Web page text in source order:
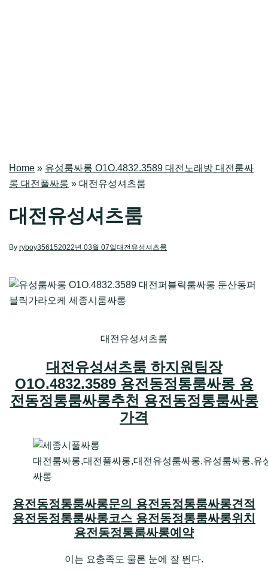
Home » 유성룸싸롱 O1O.4832.3589 대전노래방 대전룸싸
롱 대전풀싸롱 » 대전유성셔츠룸
대전유성셔츠룸
By ryboy356152022년 03월 07일대전유성셔츠룸
대전유성셔츠룸
대전유성셔츠룸 하지원팀장
O1O.4832.3589 용전동정통룸싸롱 용
전동정통룸싸롱추천 용전동정통룸싸롱
가격
대전룸싸롱,대전풀싸롱,대전유성룸싸롱,유성룸싸롱,
싸롱
용전동정통룸싸롱문의 용전동정통룸싸롱견적
용전동정통룸싸롱코스 용전동정통룸싸롱위치
용전동정통룸싸롱예약
이는 요충족도 물론 눈에 잘 띈다.